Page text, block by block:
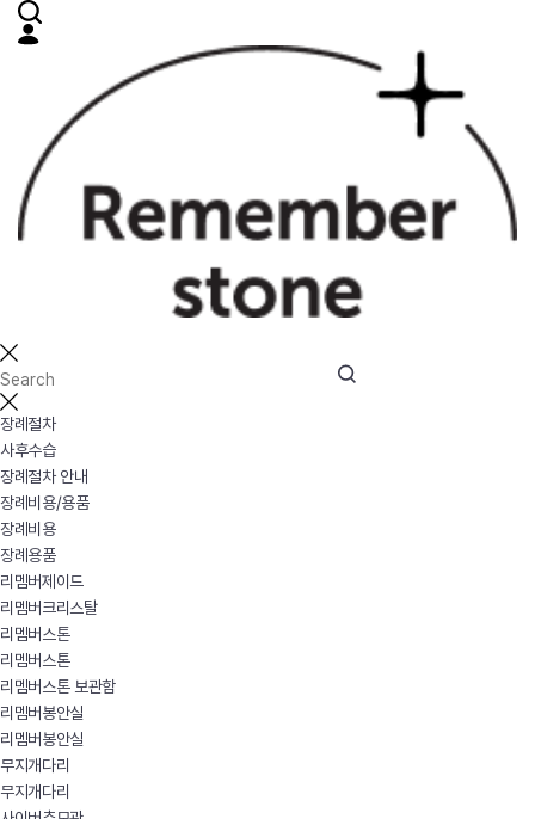
장례절차
사후수습
장례절차 안내
장례비용/용품
장례비용
장례용품
리멤버제이드
리멤버크리스탈
리멤버스톤
리멤버스톤
리멤버스톤 보관함
리멤버봉안실
리멤버봉안실
무지개다리
무지개다리